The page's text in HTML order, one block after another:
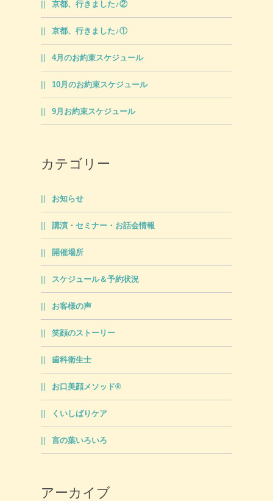
京都、行きました♪②
京都、行きました♪①
4月のお約束スケジュール
10月のお約束スケジュール
9月お約束スケジュール
カテゴリー
お知らせ
講演・セミナー・お話会情報
開催場所
スケジュール＆予約状況
お客様の声
笑顔のストーリー
歯科衛生士
お口美顔メソッド®
くいしばりケア
言の葉いろいろ
アーカイブ